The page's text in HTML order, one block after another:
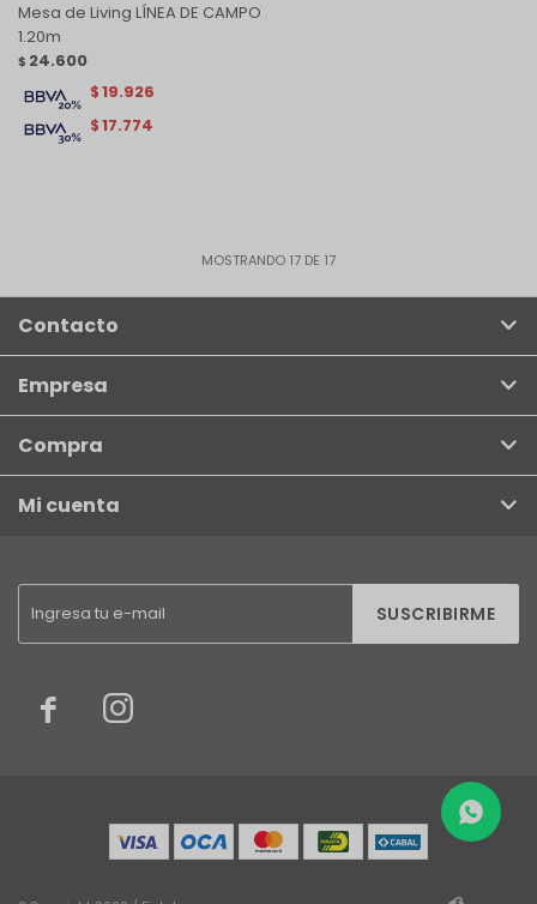
Mesa de Living LÍNEA DE CAMPO
1.20m
$ 24.600
$17.774
$19.926
MOSTRANDO 17 DE 17
SUSCRIBIRME
 
Contacto
Empresa
Compra
Mi cuenta